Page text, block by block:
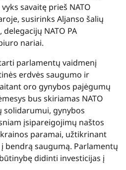
savaitę prieš NATO
susirinks Aljanso šalių
NATO PA
nariai.
parlamentų vaidmenį
erdvės saugumo ir
oro gynybos pajėgumų
bus skiriamas NATO
solidarumui, gynybos
įsipareigojimų naštos
paramai, užtikrinant
bendrą saugumą. Parlamentų
didinti investicijas į